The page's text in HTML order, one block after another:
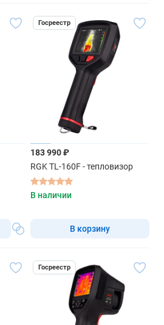
Госреестр
183 990 ₽
RGK TL-160F - тепловизор
В наличии
В корзину
Госреестр